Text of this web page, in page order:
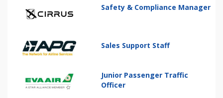
Safety & Compliance Manager
Sales Support Staff
Junior Passenger Traffic
Officer